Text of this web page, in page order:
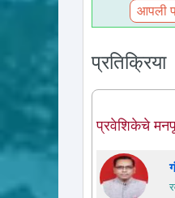
आपली
प्रतिक्रिया
प्रवेशिकेचे